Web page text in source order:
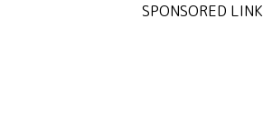
SPONSORED LINK